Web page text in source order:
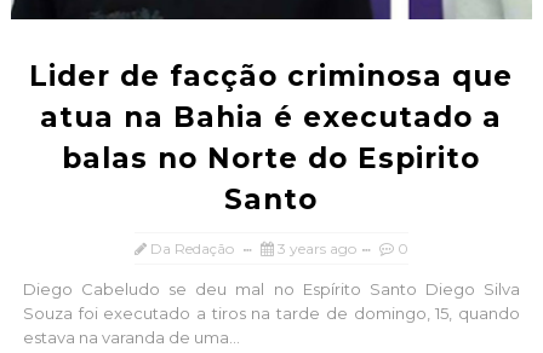
Lider de facção criminosa que
atua na Bahia é executado a
balas no Norte do Espirito
Santo
Da Redação 3 years ago 0
Diego Cabeludo se deu mal no Espírito Santo Diego Silva
Souza foi executado a tiros na tarde de domingo, 15, quando
estava na varanda de uma...